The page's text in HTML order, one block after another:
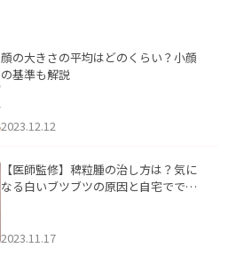
顔の大きさの平均はどのくらい？小顔
の基準も解説
2023.12.12
【医師監修】稗粒腫の治し方は？気に
なる白いブツブツの原因と自宅ででき
2023.11.17